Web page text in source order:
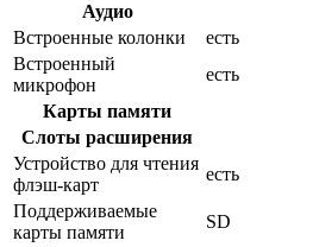
Аудио
Встроенные колонки
есть
Встроенный
микрофон
есть
Карты памяти
Слоты расширения
Устройство для чтения
флэш-карт
есть
Поддерживаемые
карты памяти
SD